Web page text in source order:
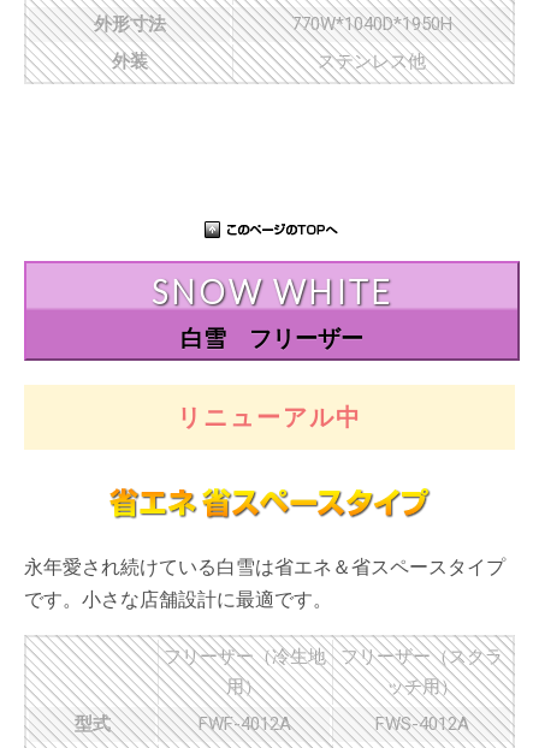
外形寸法
770W*1040D*1950H
外装
ステンレス他
SNOW WHITE
白雪 フリーザー
リニューアル中
永年愛され続けている白雪は省エネ＆省スペースタイプ
です。小さな店舗設計に最適です。
フリーザー（冷生地
用）
フリーザー（スクラ
ッチ用）
型式
FWF-4012A
FWS-4012A